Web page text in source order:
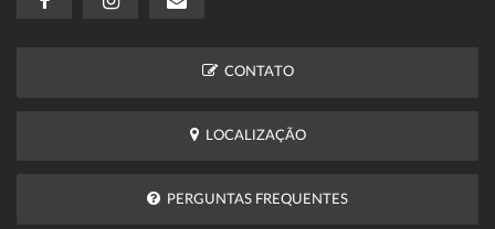
CONTATO
LOCALIZAÇÃO
PERGUNTAS FREQUENTES